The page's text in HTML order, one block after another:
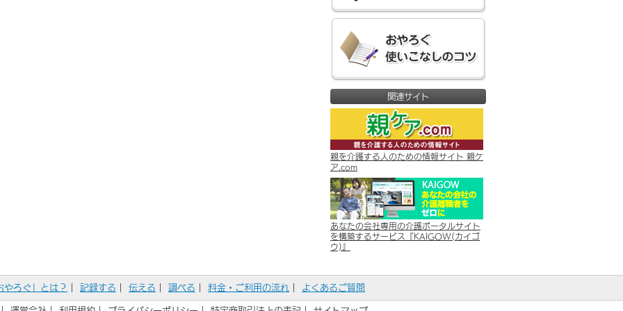
関連サイト
親を介護する人のための情報サイト 親ケ
ア.com
あなたの会社専用の介護ポータルサイト
を構築するサービス『KAIGOW(カイゴ
ウ)』
やろぐ」とは？ 記録する 伝える 調べる 料金・ご利用の流れ よくあるご質問